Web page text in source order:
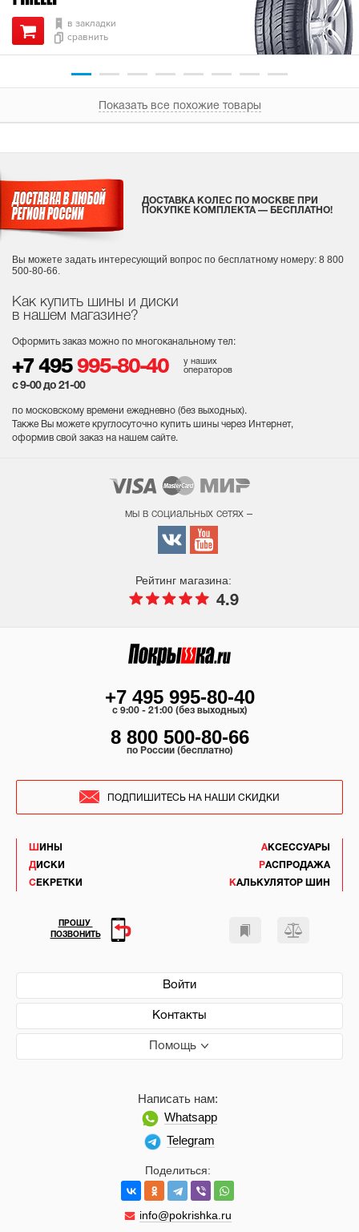
в закладки
сравнить
Показать все похожие товары
Как купить шины и диски
в нашем магазине?
Оформить заказ можно по многоканальному тел:
+7 495 995-80-40
у наших
операторов
с 9-00 до 21-00
по московскому времени ежедневно (без выходных).
Также Вы можете круглосуточно купить шины через Интернет,
оформив свой заказ на нашем сайте.
ДОСТАВКА КОЛЕС ПО МОСКВЕ ПРИ
ПОКУПКЕ КОМПЛЕКТА — БЕСПЛАТНО!
Вы можете задать интересующий вопрос по бесплатному номеру: 8 800
500-80-66.
мы в социальных сетях –
Рейтинг магазина:
4.9
ШИНЫ
ДИСКИ
СЕКРЕТКИ
АКСЕССУАРЫ
РАСПРОДАЖА
КАЛЬКУЛЯТОР ШИН
Войти
Контакты
Помощь
Поделиться:
info@pokrishka.ru
Написать нам:
Whatsapp
Telegram
+7 495 995-80-40
c 9:00 - 21:00 (без выходных)
8 800 500-80-66
по России (бесплатно)
ПОДПИШИТЕСЬ НА НАШИ СКИДКИ
ПРОШУ
ПОЗВОНИТЬ